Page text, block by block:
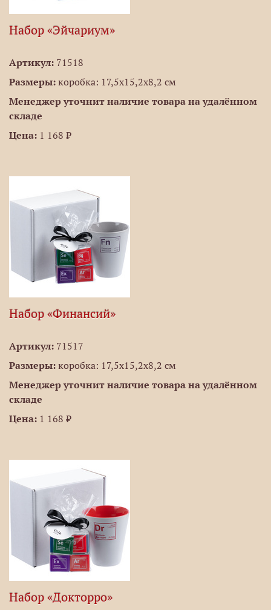
Набор «Эйчариум»
Артикул: 71518
Размеры: коробка: 17,5х15,2х8,2 см
Менеджер уточнит наличие товара на удалённом
складе
Цена: 1 168 ₽
Набор «Финансий»
Артикул: 71517
Размеры: коробка: 17,5х15,2х8,2 см
Менеджер уточнит наличие товара на удалённом
складе
Цена: 1 168 ₽
Набор «Докторро»